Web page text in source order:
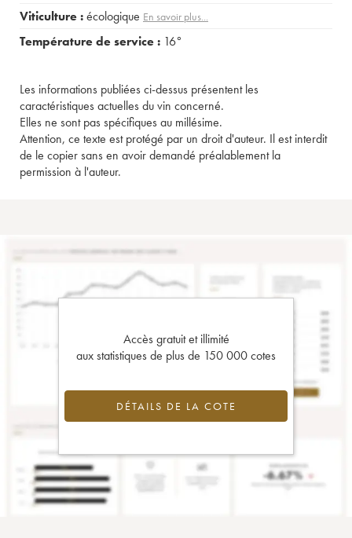
Viticulture :écologique En savoir plus...
Température de service : 16°
Les informations publiées ci-dessus présentent les
caractéristiques actuelles du vin concerné.
Elles ne sont pas spécifiques au millésime.
Attention, ce texte est protégé par un droit d'auteur. Il est interdit
de le copier sans en avoir demandé préalablement la
permission à l'auteur.
Accès gratuit et illimité
aux statistiques de plus de 150 000 cotes
DÉTAILS DE LA COTE